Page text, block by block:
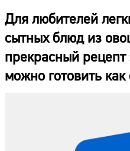
Для любителей
сытных блюд из
прекрасный рецепт
можно готовить
Погода
Курсы валют